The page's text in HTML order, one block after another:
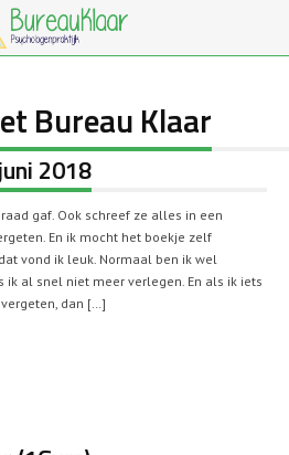
Bureau Klaar
2018
gaf. Ook schreef ze alles in een
En ik mocht het boekje zelf
vond ik leuk. Normaal ben ik wel
ik al snel niet meer verlegen. En als ik iets
dan […]